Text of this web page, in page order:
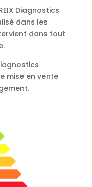
Diagnostics
dans les
dans tout
mise en vente